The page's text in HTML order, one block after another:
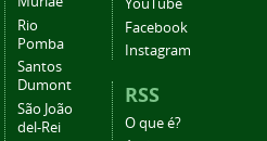
Rio
Pomba
Santos
Dumont
São João
del-Rei
YouTube
Facebook
Instagram
RSS
O que é?